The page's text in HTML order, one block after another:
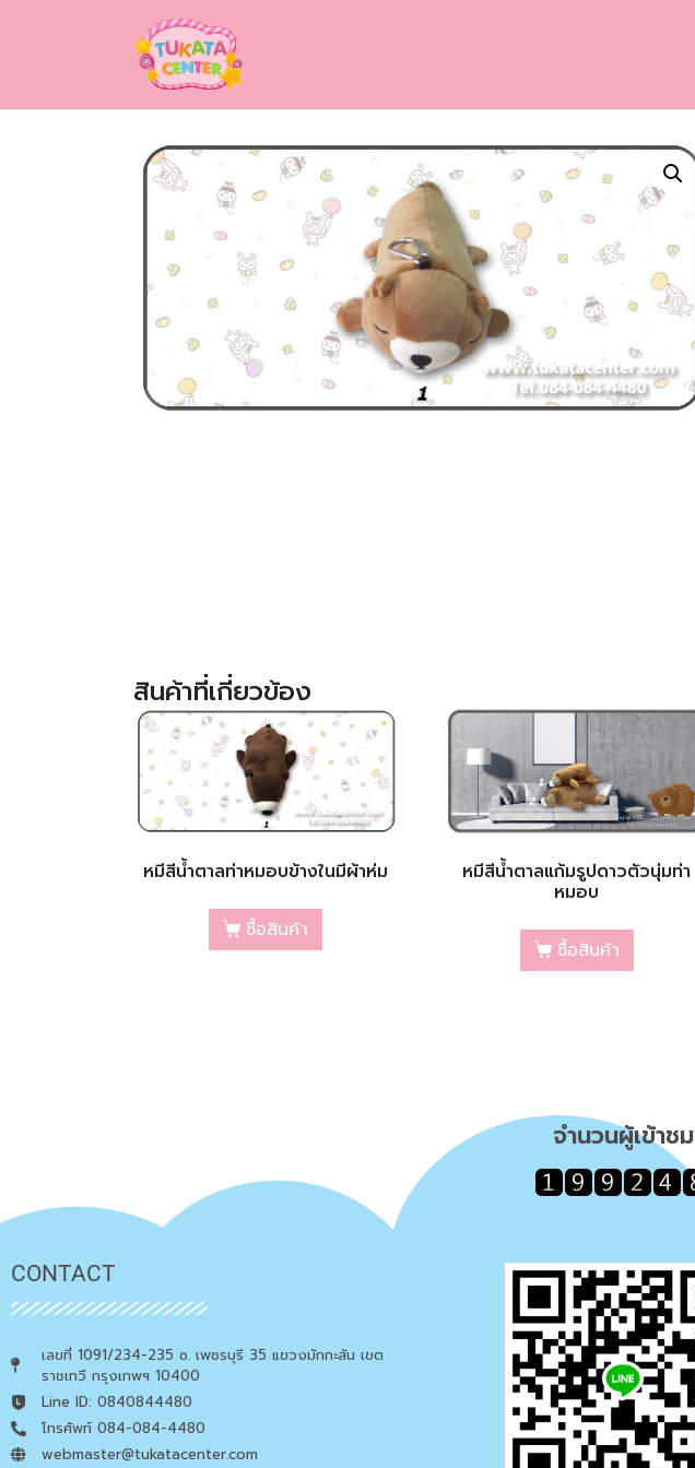
สินค้าที่เกี่ยวข้อง
หมีสีน้ำตาลท่าหมอบข้างในมีผ้าห่ม
ซื้อสินค้า
หมีสีน้ำตาลแก้มรูปดาวตัวนุ่มท่า
หมอบ
ซื้อสินค้า
จำนวนผู้เข้าชม
CONTACT
เลขที่ 1091/234-235 ซ. เพชรบุรี 35 แขวงมักกะสัน เขต
ราชเทวี กรุงเทพฯ 10400
Line ID: 0840844480
โทรศัพท์ 084-084-4480
webmaster@tukatacenter.com